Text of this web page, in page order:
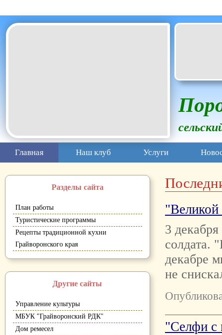
Главная Наш клуб Услуги
Разделы сайта
План работы
Туристические программы
Рецепты традиционной кухни
Грайворонского края
Другие сайты
Управление культуры
МБУК "Грайворонский РДК"
Дом ремесел
"Великой
3
солдата.
декабре
не
"Селфи с